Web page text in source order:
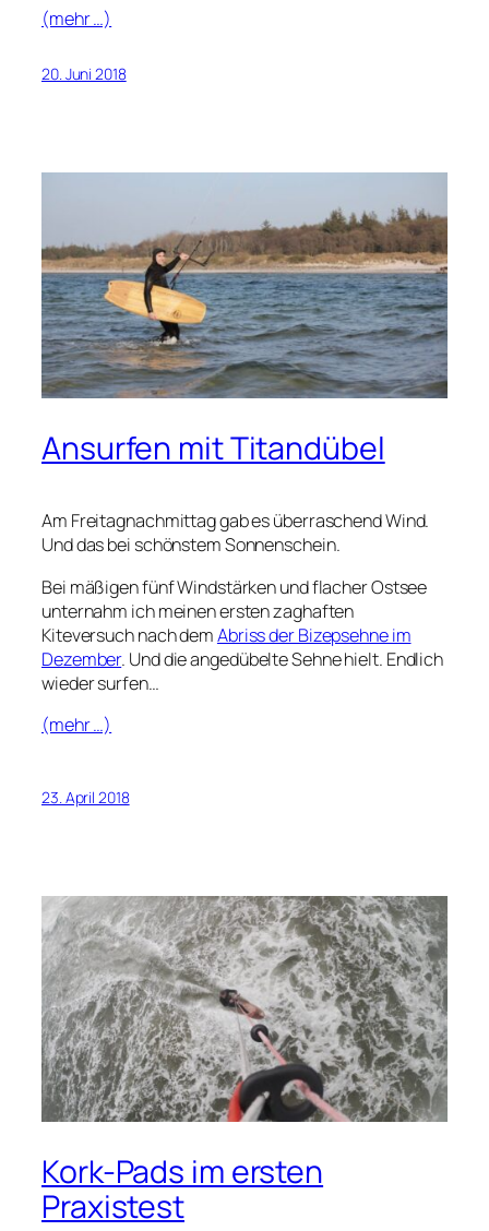
(mehr …)
20. Juni 2018
Ansurfen mit Titandübel
Am Freitagnachmittag gab es überraschend Wind.
Und das bei schönstem Sonnenschein.
Bei mäßigen fünf Windstärken und flacher Ostsee
unternahm ich meinen ersten zaghaften
Kiteversuch nach demAbriss der Bizepsehne im
Dezember. Und die angedübelte Sehne hielt. Endlich
wieder surfen…
(mehr …)
23. April 2018
Kork-Pads im ersten
Praxistest